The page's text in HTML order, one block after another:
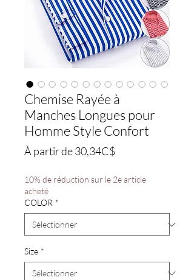
Chemise Rayée à
Manches Longues pour
Homme Style Confort
À partir de30,34C$Prix
10% de réduction sur le 2e article
acheté
COLOR *
Size *